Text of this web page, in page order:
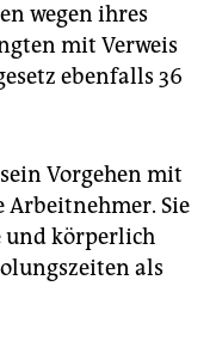
wegen ihres
mit Verweis
ebenfalls 36
Vorgehen mit
Sie
und körperlich
als